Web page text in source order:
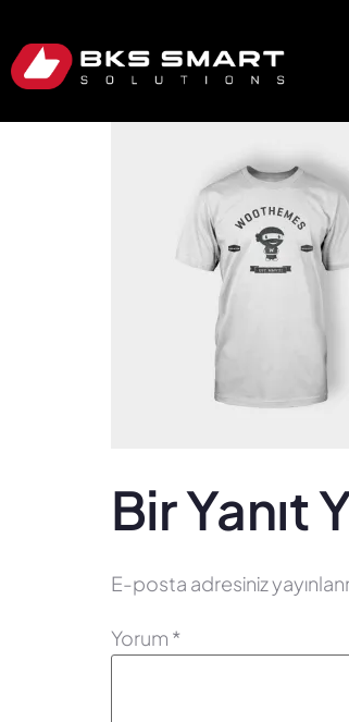
Bir Yanıt
E-posta adresiniz
Yorum *